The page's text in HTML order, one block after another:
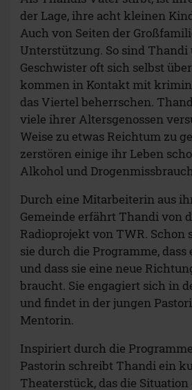
der Lage, ihre acht kleinen
Auch von Seiten der
Unterstützung. So sind Thandi
Geschwister oft sich selbst
kommen in Kontakt mit
das Viertel beherrschen.
viele ihrer Altersgenossen
Weise zu etwas Reichtum zu
zerstören einige ihr Leben
Alkohol und
Durch eine Mitarbeiterin aus
Gemeinde erfährt Thandi von
Radioprojekt von TWR. Schon
sie durch die Programme,
und dass sie eine neue
braucht. Sie engagiert sich in
und findet in der jungen
Mentorin.
Inspiriert durch die
Pastorin schreibt Thandi ein
Theaterstück, das die